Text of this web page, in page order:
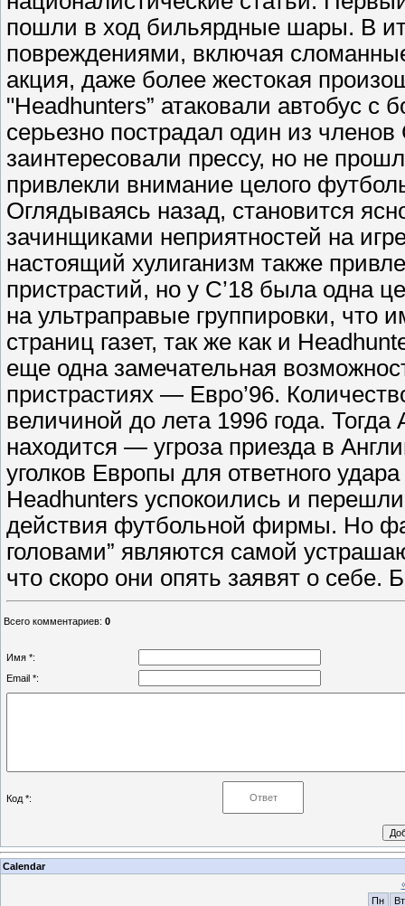
пошли в ход бильярдные шары. В
повреждениями, включая
акция, даже более жестокая
"Headhunters” атаковали автобус с
серьезно пострадал один из
заинтересовали прессу, но не
привлекли внимание целого
Оглядываясь назад, становится
зачинщиками неприятностей на
настоящий хулиганизм также
пристрастий, но у С’18 была одна
на ультраправые группировки, что
страниц газет, так же как и
еще одна замечательная
пристрастиях — Евро’96.
величиной до лета 1996 года.
находится — угроза приезда в
уголков Европы для ответного
Headhunters успокоились и
действия футбольной фирмы. Но
головами” являются самой
что скоро они опять заявят о себе.
Всего комментариев: 0
Имя *:
Email *:
Код *:
Calendar
Пн
Вт